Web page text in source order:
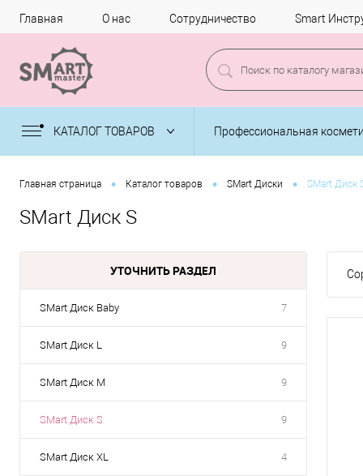
Главная О нас Сотрудничество Smart
КАТАЛОГ ТОВАРОВ Профессиональная
Главная страница • Каталог товаров • SMart Диски • SMart Диск
SMart Диск S
УТОЧНИТЬ РАЗДЕЛ
SMart Диск Baby 7
SMart Диск L 9
SMart Диск M 9
SMart Диск S 9
SMart Диск XL 4